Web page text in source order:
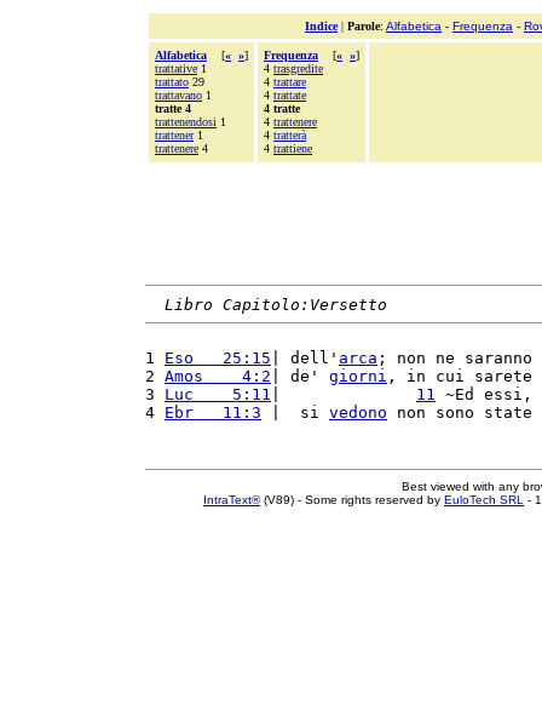
Indice| Parole: Alfabetica - Frequenza -
Alfabetica [« »]
trattative 1
trattato 29
trattavano 1
tratte 4
trattenendosi 1
trattener1
trattenere 4
Frequenza [« »]
4 trasgredite
4 trattare
4 trattate
4 tratte
4 trattenere
4 tratterà
4 trattiene
Libro Capitolo:Versetto
1 Eso   25:15 | dell' arca ; non ne saranno
2 Amos    4:2 | de' giorni , in cui sarete
3 Luc    5:11 11 ~Ed essi,
4 Ebr   11:3 |  si vedono non sono state
Best viewed with any
IntraText®(V89) - Some rights reserved by EuloTech SRL -